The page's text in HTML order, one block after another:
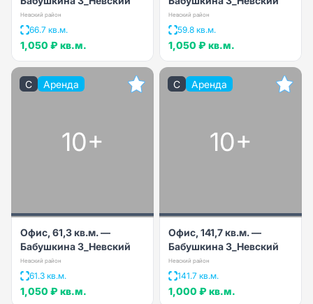
Невский район
66.7 кв.м.
1,050 ₽ кв.м.
Невский район
59.8 кв.м.
1,050 ₽ кв.м.
C Аренда
10+
Офис, 61,3 кв.м. —
Бабушкина 3_Невский
Невский район
61.3 кв.м.
1,050 ₽ кв.м.
C Аренда
10+
Офис, 141,7 кв.м. —
Бабушкина 3_Невский
Невский район
141.7 кв.м.
1,000 ₽ кв.м.